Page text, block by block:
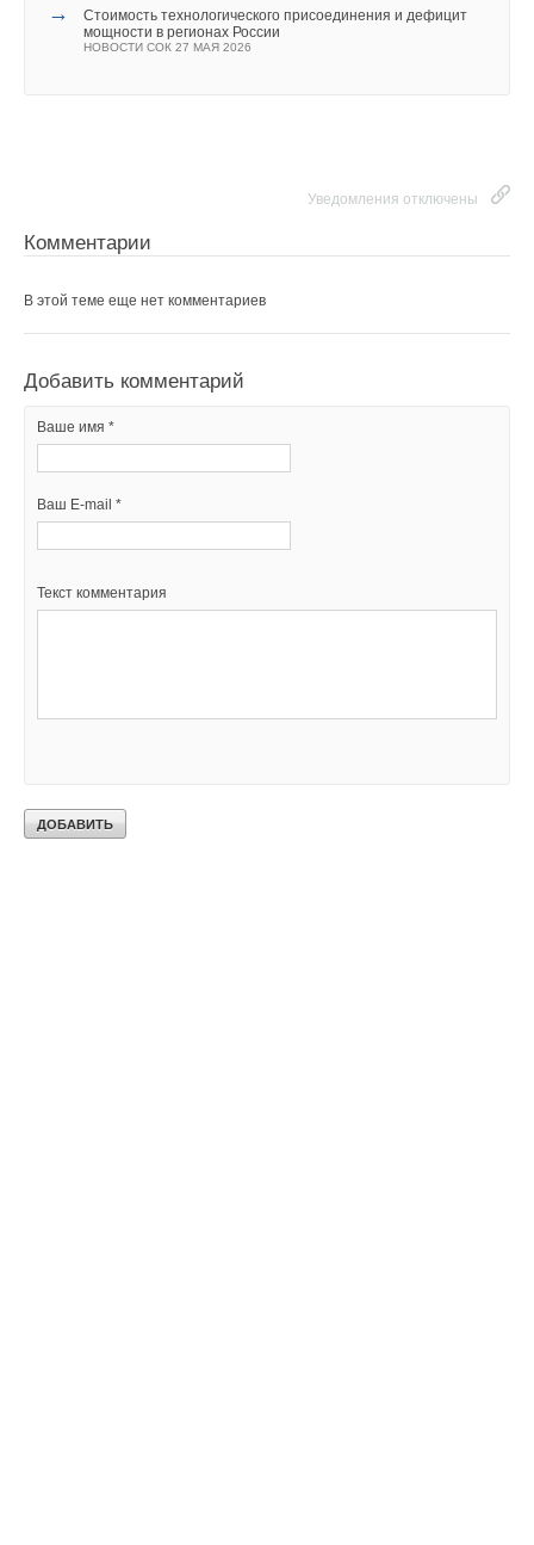
→
Стоимость технологического присоединения и дефицит
мощности в регионах России
НОВОСТИ СОК 27 МАЯ 2026
Уведомления отключены
Комментарии
В этой теме еще нет комментариев
Добавить комментарий
Ваше имя *
Ваш E-mail *
Текст комментария